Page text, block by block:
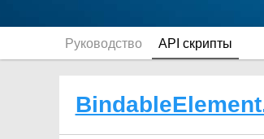
Руководство API скрипты